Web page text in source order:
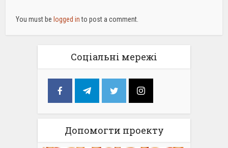
You must be logged into post a comment.
Соціальні мережі
Допомогти проекту